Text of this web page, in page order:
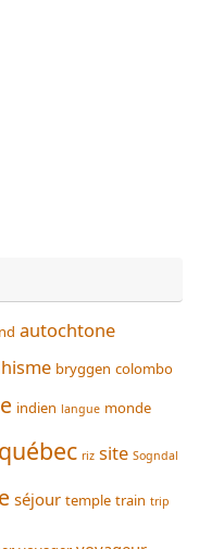
autochtone
bryggen colombo
indien langue monde
québec riz site Sogndal
séjour temple train trip